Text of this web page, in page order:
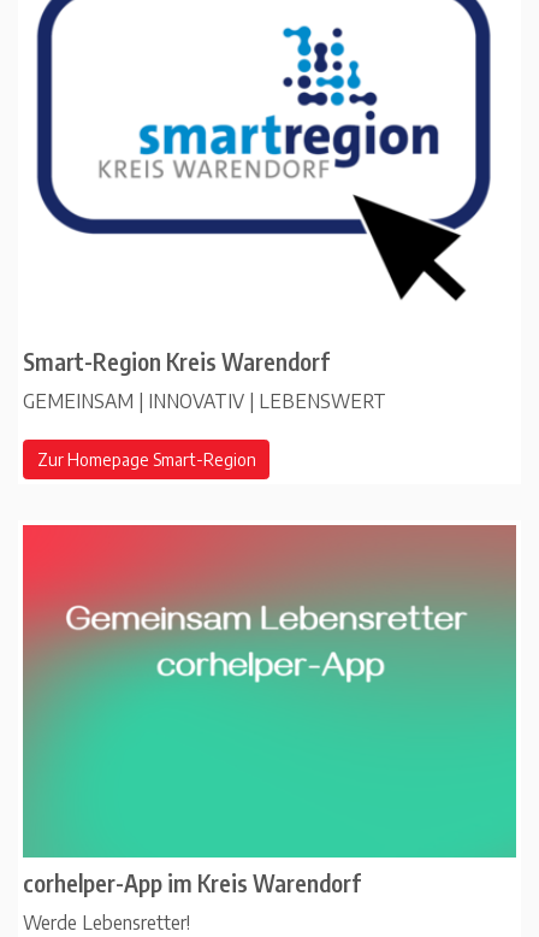
Smart-Region Kreis Warendorf
GEMEINSAM | INNOVATIV | LEBENSWERT
Zur Homepage Smart-Region
corhelper-App im Kreis Warendorf
Werde Lebensretter!